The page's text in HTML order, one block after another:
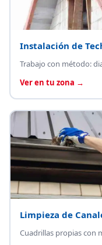
Instalación de
Trabajo con método:
Ver en tu zona →
Limpieza de
Cuadrillas propias con